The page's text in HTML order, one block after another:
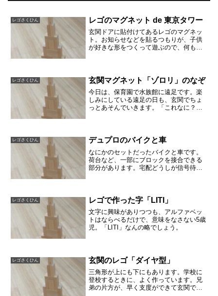
レゴさくひん レゴのマグネット de 東京タワー
玄関ドアに貼付けてあるレゴのマグネッ
ト。お知らせなどを貼るつもりが、子供
が好きな形をつくって遊ぶので、何もは
ます。この日（2015/...
レゴさくひん 玄関マグネット「ゾロリ」のなぞ
今日は、保育園で水族館に遠足です。楽
しみにしている遠足の日も、玄関でちょ
っとあそんでいきます。「これなに？」
リだよ〜。」とおしえてくれ...
レゴさくひん デュプロのバイクと車
なにかのセットだったバイクと車です。
荷台など、一部にブロックを接合できる
部分があります。宅配どうしが信号待ち
レゴさくひん レゴで作った字「LITI」
文字に興味がありつつも、アルファベッ
トはならべるだけで、意味をなさない5歳
児。「LITI」なんの略でしょう。
レゴさくひん 玄関のレゴ「ダイヤ型」
三角形が上にも下にもあります。学校に
登校するときに、よく作っています。兄
弟の片方が、早く支度ができて玄関で待